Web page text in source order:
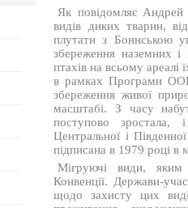
Як повідомляє Андрей
видів диких тварин,
плутати з Боннською
збереження наземних
птахів на всьому
в рамках Програми
збереження живої
масштабі. З часу
поступово
Центральної і
підписана в 1979 році в
Мігруючі види, яким
Конвенції. Держави-
щодо захисту цих